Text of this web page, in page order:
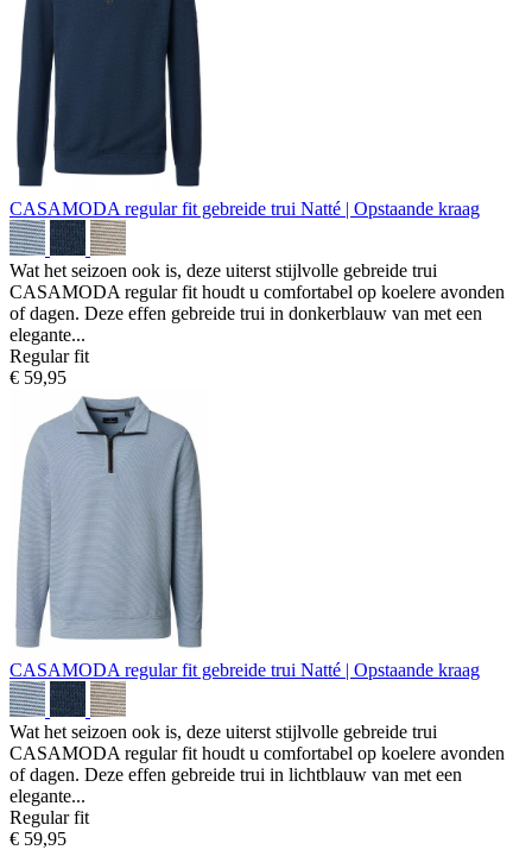
CASAMODA regular fit gebreide trui Natté | Opstaande kraag
Wat het seizoen ook is, deze uiterst stijlvolle gebreide trui
CASAMODA regular fit houdt u comfortabel op koelere avonden
of dagen. Deze effen gebreide trui in donkerblauw van met een
elegante...
Regular fit
€ 59,95
CASAMODA regular fit gebreide trui Natté | Opstaande kraag
Wat het seizoen ook is, deze uiterst stijlvolle gebreide trui
CASAMODA regular fit houdt u comfortabel op koelere avonden
of dagen. Deze effen gebreide trui in lichtblauw van met een
elegante...
Regular fit
€ 59,95